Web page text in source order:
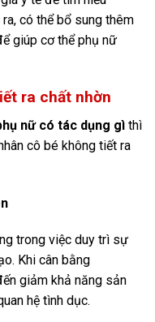
có thể bổ sung thêm
giúp cơ thể phụ nữ
ra chất nhờn
nữ có tác dụng gì thì
cô bé không tiết ra
trong việc duy trì sự
Khi cân bằng
giảm khả năng sản
hệ tình dục.